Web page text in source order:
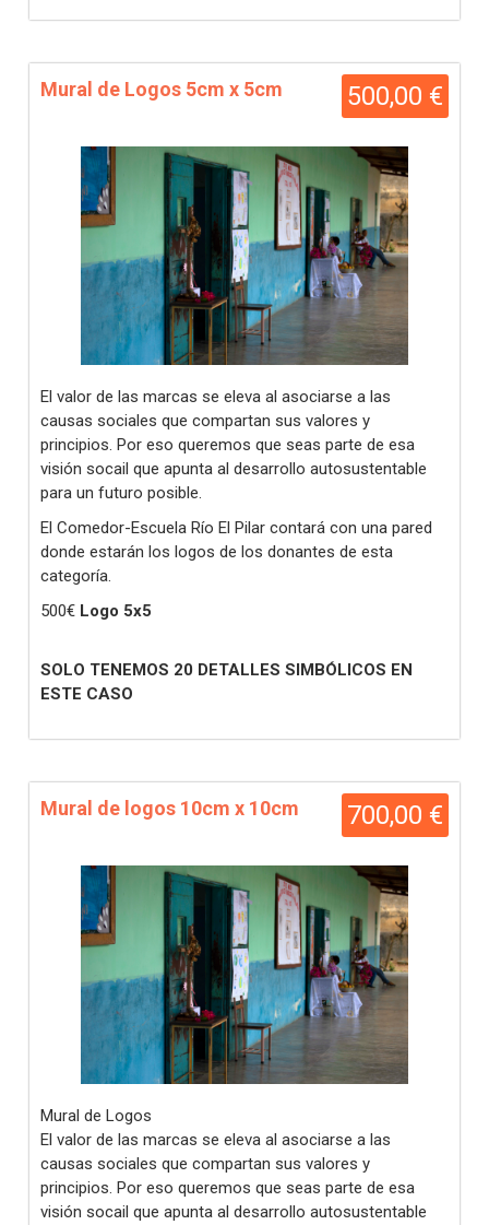
500,00 €
Mural de Logos 5cm x 5cm
El valor de las marcas se eleva al asociarse a las
causas sociales que compartan sus valores y
principios. Por eso queremos que seas parte de esa
visión socail que apunta al desarrollo autosustentable
para un futuro posible.
El Comedor-Escuela Río El Pilar contará con una pared
donde estarán los logos de los donantes de esta
categoría.
500€ Logo 5x5
SOLO TENEMOS 20 DETALLES SIMBÓLICOS EN
ESTE CASO
700,00 €
Mural de logos 10cm x 10cm
Mural de Logos
El valor de las marcas se eleva al asociarse a las
causas sociales que compartan sus valores y
principios. Por eso queremos que seas parte de esa
visión socail que apunta al desarrollo autosustentable